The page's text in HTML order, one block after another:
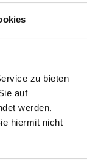
zu bieten
auf
werden.
hiermit nicht